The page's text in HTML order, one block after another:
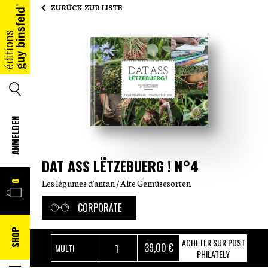
HOME
SUCHE
ANMELDEN
WARENKORB
0
SHOP
ZURÜCK ZUR LISTE
DAT ASS LËTZEBUERG ! N°4
Les légumes d'antan / Alte Gemüsesorten
CORPORATE
39,00 €
ACHETER SUR POST
PHILATELY